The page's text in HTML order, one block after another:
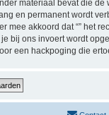
materiaal bevat die de
en permanent wordt
akkoord dat “” het
bij ons invoert wordt
een hackpoging die